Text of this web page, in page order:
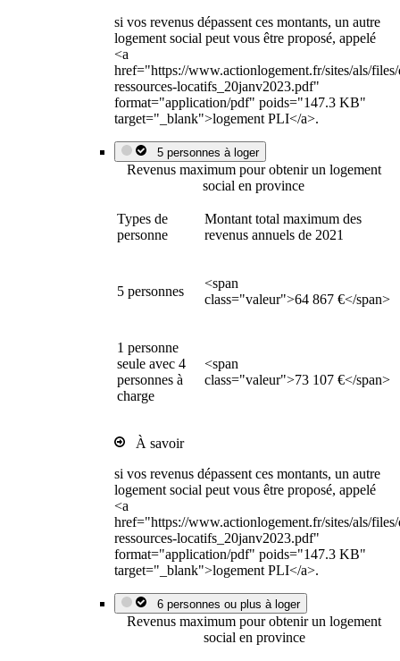
si vos revenus dépassent ces montants, un autre
logement social peut vous être proposé, appelé
<a
href="https://www.actionlogement.fr/sites/als/
ressources-locatifs_20janv2023.pdf"
format="application/pdf" poids="147.3 KB"
target="_blank">logement PLI</a>.
5 personnes à loger
Revenus maximum pour obtenir un logement
social en province
Types de
personne
Montant total maximum des
revenus annuels de 2021
5 personnes
<span
class="valeur">64 867 €</span>
1 personne
seule avec 4
personnes à
charge
<span
class="valeur">73 107 €</span>
À savoir
si vos revenus dépassent ces montants, un autre
logement social peut vous être proposé, appelé
<a
href="https://www.actionlogement.fr/sites/als/
ressources-locatifs_20janv2023.pdf"
format="application/pdf" poids="147.3 KB"
target="_blank">logement PLI</a>.
6 personnes ou plus à loger
Revenus maximum pour obtenir un logement
social en province